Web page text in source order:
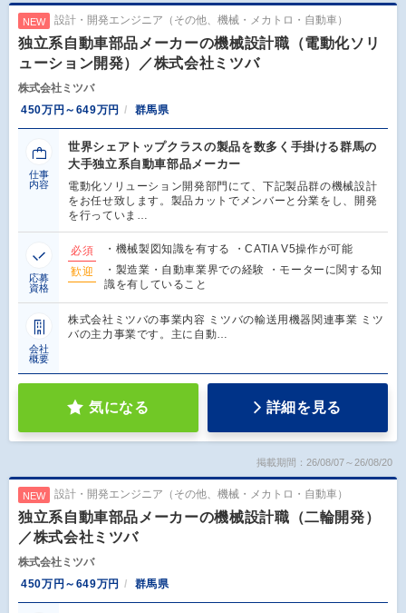
NEW 設計・開発エンジニア（その他、機械・メカトロ・自動車）
独立系自動車部品メーカーの機械設計職（電動化ソリ
ューション開発）／株式会社ミツバ
株式会社ミツバ
450万円～649万円
群馬県
仕事
内容
世界シェアトップクラスの製品を数多く手掛ける群馬の
大手独立系自動車部品メーカー
電動化ソリューション開発部門にて、下記製品群の機械設計
をお任せ致します。製品カットでメンバーと分業をし、開発
を行っていま…
応募
資格
必須
・機械製図知識を有する ・CATIA V5操作が可能
歓迎
・製造業・自動車業界での経験 ・モーターに関する知
識を有していること
会社
概要
株式会社ミツバの事業内容 ミツバの輸送用機器関連事業 ミツ
バの主力事業です。主に自動…
気になる 詳細を見る
掲載期間：26/08/07～26/08/20
NEW 設計・開発エンジニア（その他、機械・メカトロ・自動車）
独立系自動車部品メーカーの機械設計職（二輪開発）
／株式会社ミツバ
株式会社ミツバ
450万円～649万円
群馬県